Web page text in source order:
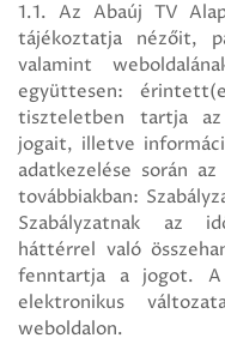
1.1. Az Abaúj TV
tájékoztatja nézőit,
valamint
együttesen:
tiszteletben tartja
jogait, illetve
adatkezelése során
továbbiakban:
Szabályzatnak az
háttérrel való
fenntartja a jogot. A
elektronikus
weboldalon.